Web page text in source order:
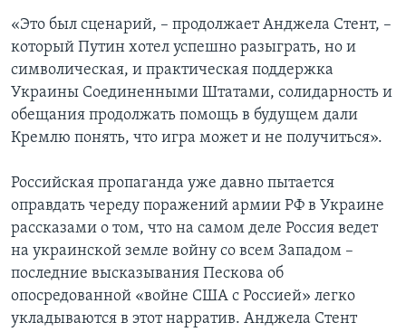
«Это был сценарий, – продолжает Анджела Стент, –
который Путин хотел успешно разыграть, но и
символическая, и практическая поддержка
Украины Соединенными Штатами, солидарность и
обещания продолжать помощь в будущем дали
Кремлю понять, что игра может и не получиться».
Российская пропаганда уже давно пытается
оправдать череду поражений армии РФ в Украине
рассказами о том, что на самом деле Россия ведет
на украинской земле войну со всем Западом –
последние высказывания Пескова об
опосредованной «войне США с Россией» легко
укладываются в этот нарратив. Анджела Стент